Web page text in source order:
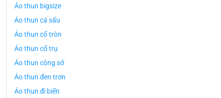
Áo thun bigsize
Áo thun cá sấu
Áo thun cổ tròn
Áo thun cổ trụ
Áo thun công sở
Áo thun đen trơn
Áo thun đi biển